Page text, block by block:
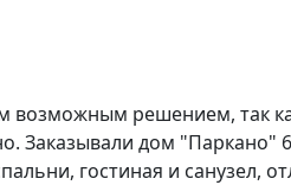
возможным решением, так
Заказывали дом "Паркано"
гостиная и санузел,